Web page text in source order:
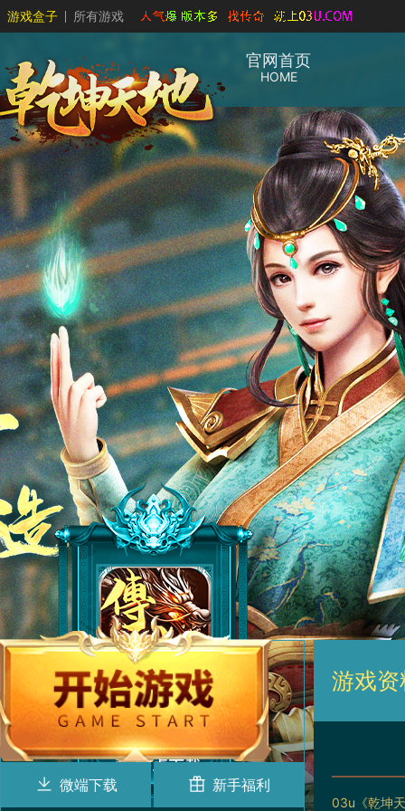
游戏盒子 所有游戏
官网首页
HOME
微端下载 新手福利
游戏资
03u《乾坤